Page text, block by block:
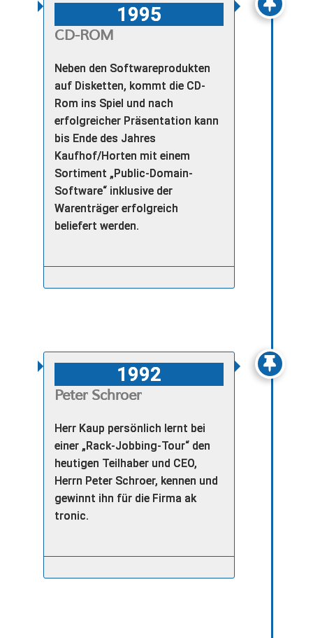
1995
CD-ROM
Neben den Softwareprodukten
auf Disketten, kommt die CD-
Rom ins Spiel und nach
erfolgreicher Präsentation kann
bis Ende des Jahres
Kaufhof/Horten mit einem
Sortiment „Public-Domain-
Software“ inklusive der
Warenträger erfolgreich
beliefert werden.
1992
Peter Schroer
Herr Kaup persönlich lernt bei
einer „Rack-Jobbing-Tour“ den
heutigen Teilhaber und CEO,
Herrn Peter Schroer, kennen und
gewinnt ihn für die Firma ak
tronic.